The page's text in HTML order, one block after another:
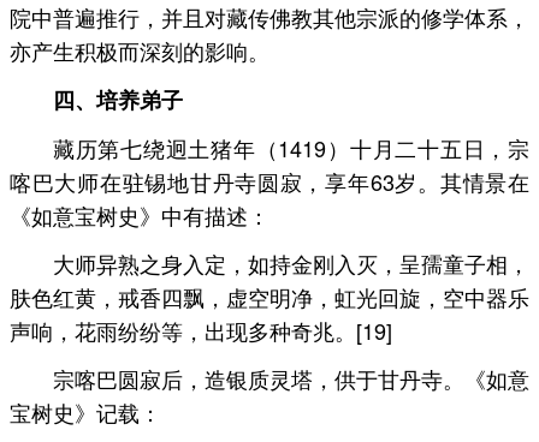
院中普遍推行，并且对藏传佛教其他宗派的修学体系，
亦产生积极而深刻的影响。
四、培养弟子
藏历第七绕迥土猪年（1419）十月二十五日，宗
喀巴大师在驻锡地甘丹寺圆寂，享年63岁。其情景在
《如意宝树史》中有描述：
大师异熟之身入定，如持金刚入灭，呈孺童子相，
肤色红黄，戒香四飘，虚空明净，虹光回旋，空中器乐
声响，花雨纷纷等，出现多种奇兆。[19]
宗喀巴圆寂后，造银质灵塔，供于甘丹寺。《如意
宝树史》记载：